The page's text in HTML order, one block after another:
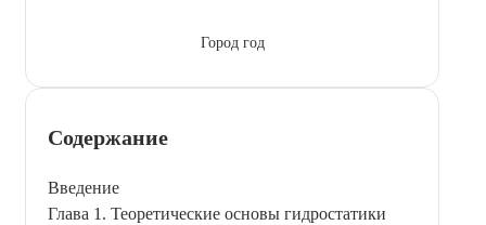
Город год
Содержание
Введение
Глава 1. Теоретические основы гидростатики